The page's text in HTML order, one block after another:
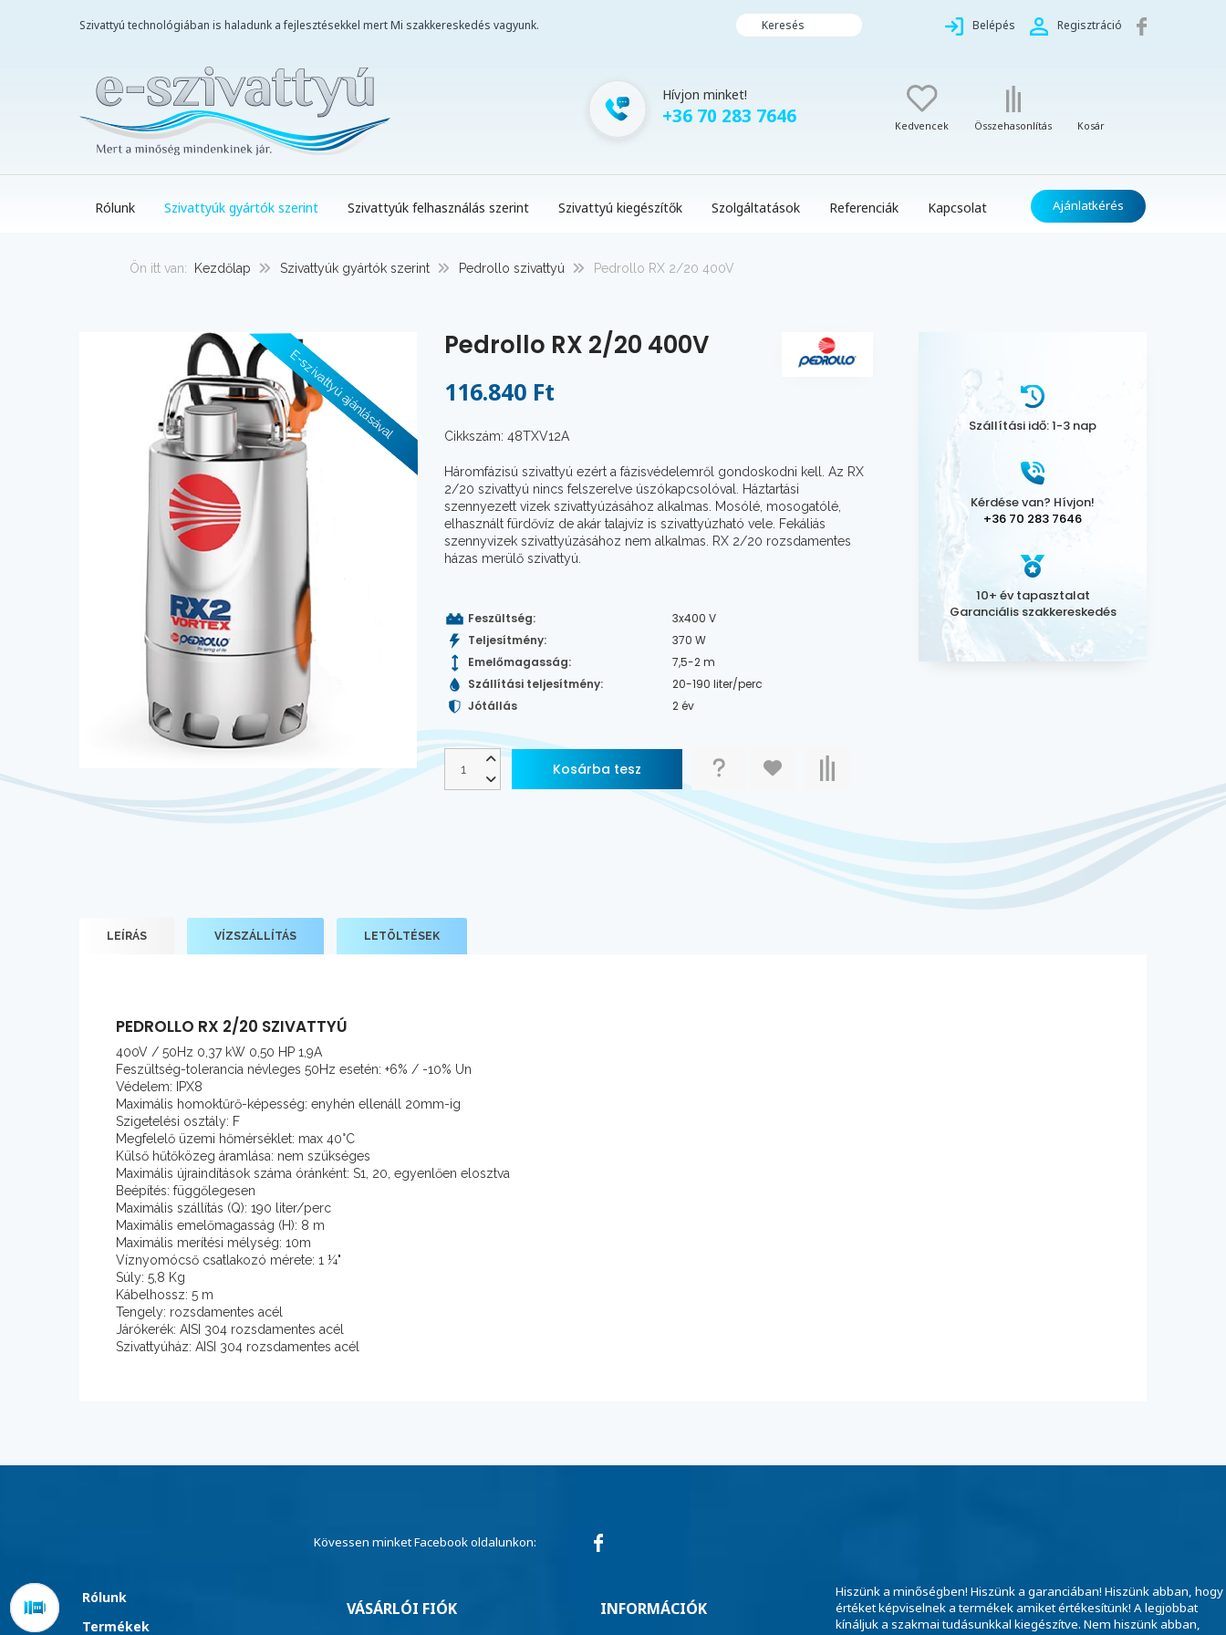
Szivattyú technológiában is haladunk a fejlesztésekkel mert Mi szakkereskedés vagyunk. Keresés Belépés Regisztráció
Hívjon minket!
+36 70 283 7646 Kedvencek Összehasonlítás Kosár
Rólunk Szivattyúk gyártók szerint Szivattyúk felhasználás szerint Szivattyú kiegészítők Szolgáltatások Referenciák Kapcsolat Ajánlatkérés
Ön itt van: Kezdőlap Szivattyúk gyártók szerint Pedrollo szivattyú Pedrollo RX 2/20 400V
E-szivattyú ajánlásával
Pedrollo RX 2/20 400V
116.840 Ft
Cikkszám: 48TXV12A
Háromfázisú szivattyú ezért a fázisvédelemről gondoskodni kell. Az RX
2/20 szivattyú nincs felszerelve úszókapcsolóval. Háztartási
szennyezett vizek szivattyúzásához alkalmas. Mosólé, mosogatólé,
elhasznált fürdővíz de akár talajvíz is szivattyúzható vele. Fekáliás
szennyvizek szivattyúzásához nem alkalmas. RX 2/20 rozsdamentes
házas merülő szivattyú.
Feszültség:
3x400 V
Teljesítmény:
370 W
Emelőmagasság:
7,5-2 m
Szállítási teljesítmény:
20-190 liter/perc
Jótállás
2 év
Szállítási idő: 1-3 nap
Kérdése van? Hívjon!
+36 70 283 7646
10+ év tapasztalat
Garanciális szakkereskedés
LEÍRÁS VÍZSZÁLLÍTÁS LETÖLTÉSEK
PEDROLLO RX 2/20 SZIVATTYÚ
400V / 50Hz 0,37 kW 0,50 HP 1,9A
Feszültség-tolerancia névleges 50Hz esetén: +6% / -10% Un
Védelem: IPX8
Maximális homoktűrő-képesség: enyhén ellenáll 20mm-ig
Szigetelési osztály: F
Megfelelő üzemi hőmérséklet: max 40°C
Külső hűtőközeg áramlása: nem szükséges
Maximális újraindítások száma óránként: S1, 20, egyenlően elosztva
Beépítés: függőlegesen
Maximális szállítás (Q): 190 liter/perc
Maximális emelőmagasság (H): 8 m
Maximális merítési mélység: 10m
Víznyomócső csatlakozó mérete: 1 ¼"
Súly: 5,8 Kg
Kábelhossz: 5 m
Tengely: rozsdamentes acél
Járókerék: AISI 304 rozsdamentes acél
Szivattyúház: AISI 304 rozsdamentes acél
Kövessen minket Facebook oldalunkon:
Rólunk
Termékek
VÁSÁRLÓI FIÓK INFORMÁCIÓK
Hiszünk a minőségben! Hiszünk a garanciában! Hiszünk abban, hogy
értéket képviselnek a termékek amiket értékesítünk! A legjobbat
kínáljuk a szakmai tudásunkkal kiegészítve. Nem hiszünk abban,